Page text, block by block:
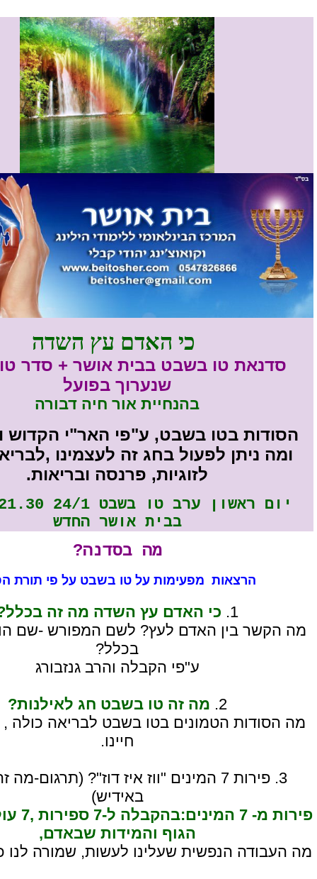
כי האדם עץ השדה
סדנאת טו בשבט בבית אושר + סדר
שנערוך בפועל
בהנחיית אור חיה דבורה
הסודות בטו בשבט, ע"פי האר"י הקדוש
ומה ניתן לפעול בחג זה לעצמינו
לזוגיות, פרנסה ובריאות.
יום ראשון ערב
בבית אושר החדש
מה בסדנה?
הרצאות מפעימות על טו בשבט על פי תורת
1. כי האדם עץ השדה מה זה
מה הקשר בין האדם לעץ? לשם המפורש -שם
בכלל?
ע"פי הקבלה והרב גנזבורג
2. מה זה טו בשבט חג לאילנות?
מה הסודות הטמונים בטו בשבט לבריאה כולה
חיינו.
3. פירות 7 המינים "ווז איז דוז"? (תרגום-
באידיש)
פירות
הגוף והמידות שבאדם,
מה העבודה הנפשית שעלינו לעשות, שמורה לנו